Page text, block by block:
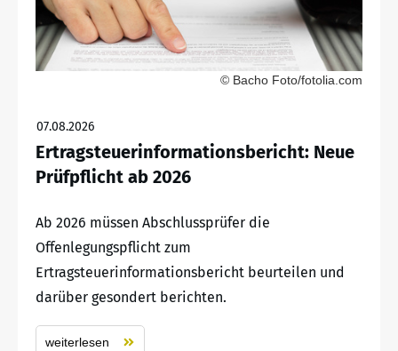
© Bacho Foto/fotolia.com
07.08.2026
Ertragsteuerinformationsbericht: Neue
Prüfpflicht ab 2026
Ab 2026 müssen Abschlussprüfer die
Offenlegungspflicht zum
Ertragsteuerinformationsbericht beurteilen und
darüber gesondert berichten.
weiterlesen